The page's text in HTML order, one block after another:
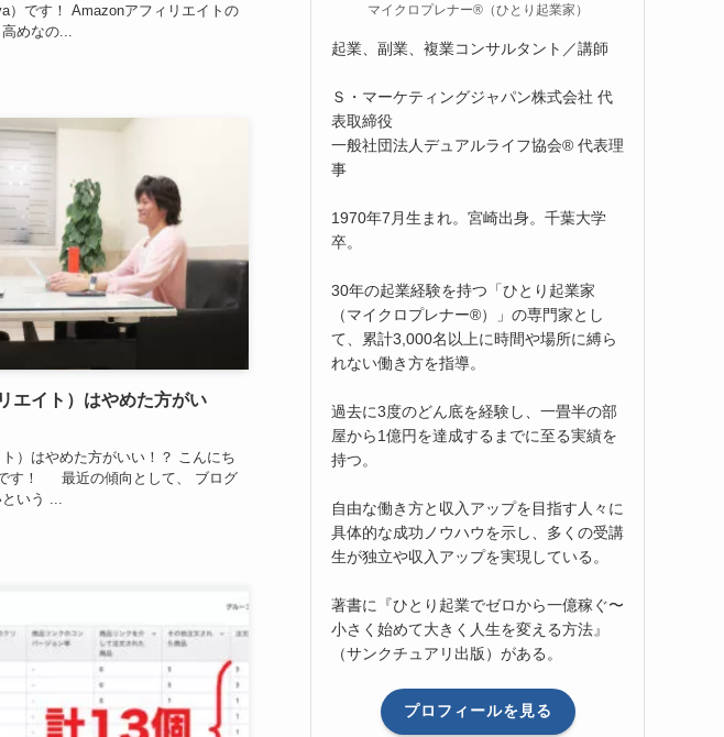
）です！ Amazonアフィリエイトの
めなの...
エイト）はやめた方がい
）はやめた方がいい！？ こんにち
す！ 最近の傾向として、 ブログ
という ...
マイクロプレナー®（ひとり起業家）
起業、副業、複業コンサルタント／講師
Ｓ・マーケティングジャパン株式会社 代
表取締役
一般社団法人デュアルライフ協会® 代表理
事
1970年7月生まれ。宮崎出身。千葉大学
卒。
30年の起業経験を持つ「ひとり起業家
（マイクロプレナー®）」の専門家とし
て、累計3,000名以上に時間や場所に縛ら
れない働き方を指導。
過去に3度のどん底を経験し、一畳半の部
屋から1億円を達成するまでに至る実績を
持つ。
自由な働き方と収入アップを目指す人々に
具体的な成功ノウハウを示し、多くの受講
生が独立や収入アップを実現している。
著書に『ひとり起業でゼロから一億稼ぐ〜
小さく始めて大きく人生を変える方法』
（サンクチュアリ出版）がある。
プロフィールを見る